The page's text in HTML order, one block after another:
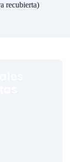
recubierta)